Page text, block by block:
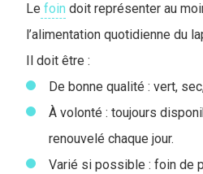
Le foin doit représenter au
l’alimentation quotidienne du
Il doit être :
De bonne qualité : vert,
À volonté : toujours
renouvelé chaque jour.
Varié si possible : foin de